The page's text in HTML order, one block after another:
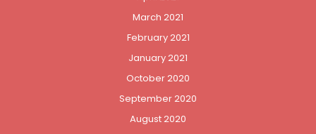
March 2021
February 2021
January 2021
October 2020
September 2020
August 2020